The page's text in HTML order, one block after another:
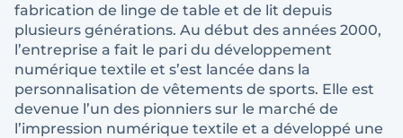
fabrication de linge de table et de lit depuis
plusieurs générations. Au début des années 2000,
l’entreprise a fait le pari du développement
numérique textile et s’est lancée dans la
personnalisation de vêtements de sports. Elle est
devenue l’un des pionniers sur le marché de
l’impression numérique textile et a développé une